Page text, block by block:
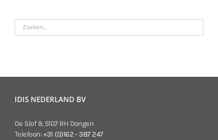
IDIS NEDERLAND BV
De Slof 9, 5107 RH Dongen
Telefoon:+31 (0)162 - 387 247